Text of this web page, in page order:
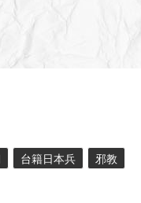
台籍日本兵 邪教